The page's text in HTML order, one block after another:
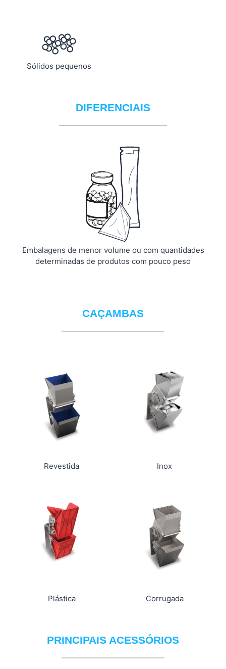
Sólidos pequenos
DIFERENCIAIS
Embalagens de menor volume ou com quantidades
determinadas de produtos com pouco peso
CAÇAMBAS
Revestida Inox
Plástica Corrugada
PRINCIPAIS ACESSÓRIOS